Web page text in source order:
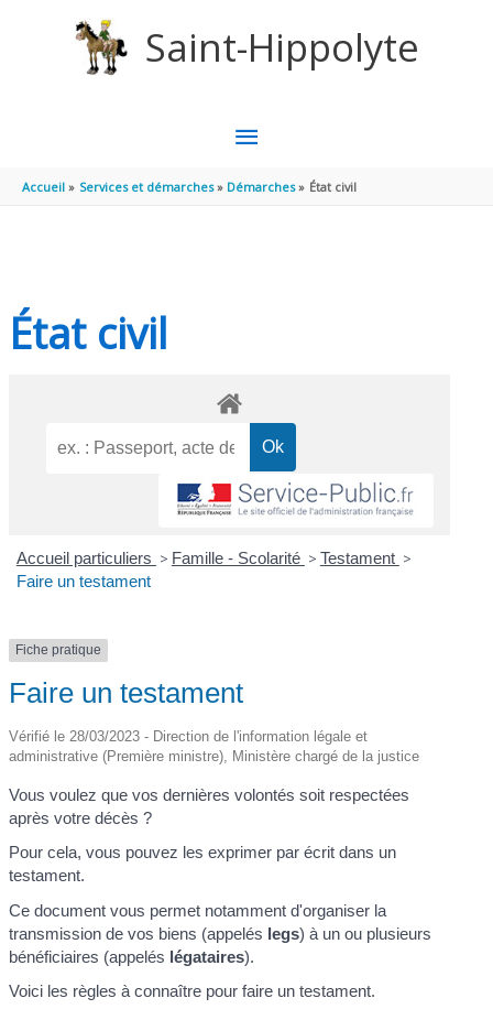
Saint-Hippolyte
MENU
PRINCIPAL
Accueil Services et démarches Démarches État civil
État civil
Accueil particuliers > Famille - Scolarité > Testament >
Faire un testament
Fiche pratique
Faire un testament
Vérifié le 28/03/2023 - Direction de l'information légale et
administrative (Première ministre), Ministère chargé de la justice
Vous voulez que vos dernières volontés soit respectées
après votre décès ?
Pour cela, vous pouvez les exprimer par écrit dans un
testament.
Ce document vous permet notamment d'organiser la
transmission de vos biens (appelés legs) à un ou plusieurs
bénéficiaires (appelés légataires).
Voici les règles à connaître pour faire un testament.